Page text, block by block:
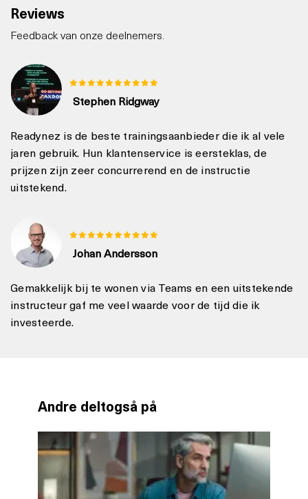
Reviews
Feedback van onze deelnemers.
Stephen Ridgway
Readynez is de beste trainingsaanbieder die ik al vele
jaren gebruik. Hun klantenservice is eersteklas, de
prijzen zijn zeer concurrerend en de instructie
uitstekend.
Johan Andersson
Gemakkelijk bij te wonen via Teams en een uitstekende
instructeur gaf me veel waarde voor de tijd die ik
investeerde.
Andre deltogså på